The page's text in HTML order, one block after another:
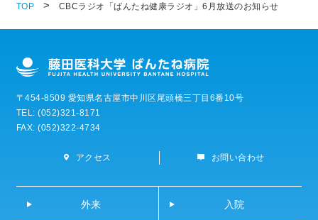
TOP CBCラジオ「ばんたね健康ラジオ」6月放送のお知らせ
〒454-8509 愛知県名古屋市中川区尾頭橋三丁目6番10号
TEL: (052)321-8171
FAX: (052)322-4734
アクセス お問い合わせ
外来 入院